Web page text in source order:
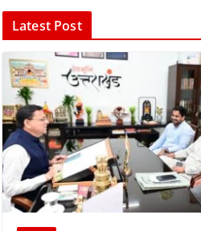
Latest Post